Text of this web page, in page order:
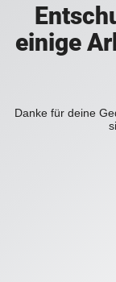
einige
Danke für deine